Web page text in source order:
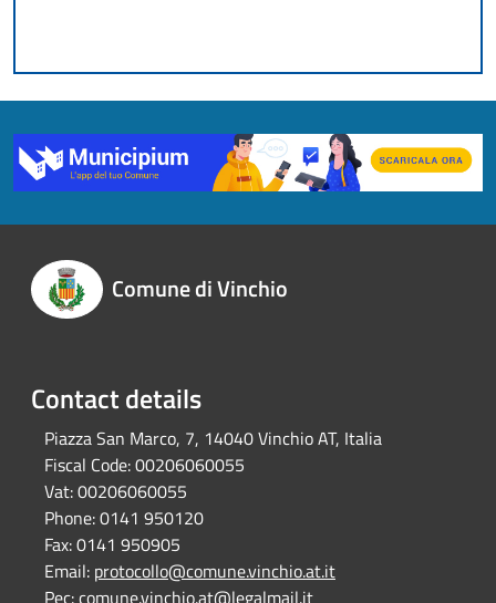
Comune di Vinchio
Contact details
Piazza San Marco, 7, 14040 Vinchio AT, Italia
Fiscal Code:00206060055
Vat:00206060055
Phone:0141 950120
Fax:0141 950905
Email: protocollo@comune.vinchio.at.it